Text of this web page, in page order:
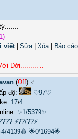
viết| Sửa| Xóa| Báo cáo
Đời............
(Off) ♂️
độ:
♡97♡
17/4
✨1/5379✨
⚡??/??⚡
4139🩸 🌟0/1694🌟